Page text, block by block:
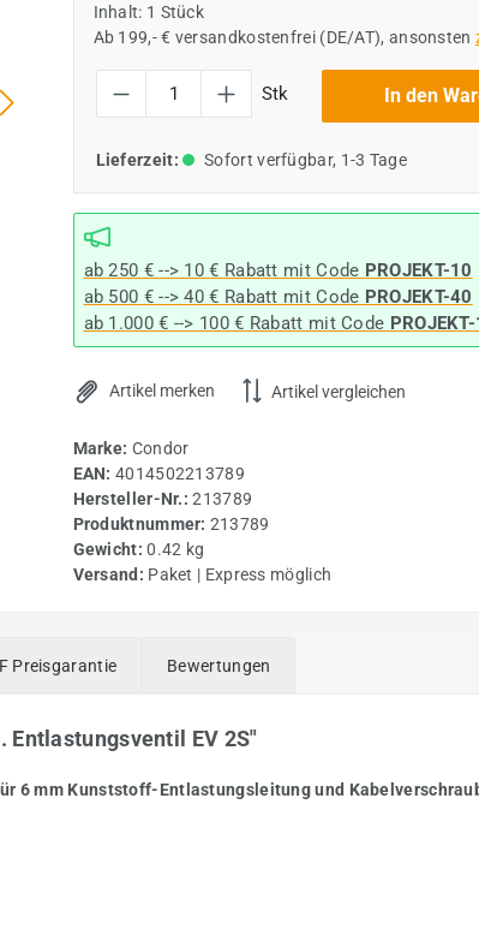
Inhalt: 1 Stück
Ab 199,- € versandkostenfrei (DE/AT), ansonsten
Stk In den
Lieferzeit: Sofort verfügbar, 1-3 Tage
ab 250 € --> 10 € Rabatt mit Code PROJEKT-10
ab 500 € --> 40 € Rabatt mit Code PROJEKT-40
ab 1.000 € --> 100 € Rabatt mit Code
Artikel merken Artikel vergleichen
Marke: Condor
EAN: 4014502213789
Hersteller-Nr.:213789
Produktnummer: 213789
Gewicht:0.42 kg
Versand: Paket | Express möglich
Preisgarantie Bewertungen
EV 2S"
6 mm Kunststoff-Entlastungsleitung und